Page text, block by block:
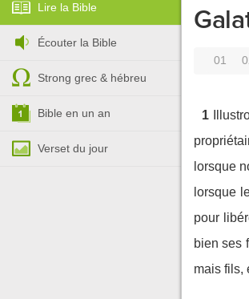
Lire la Bible
Écouter la Bible
Strong grec & hébreu
Bible en un an
Verset du jour
01
1
lorsque
lorsque
pour
bien ses
mais fils,